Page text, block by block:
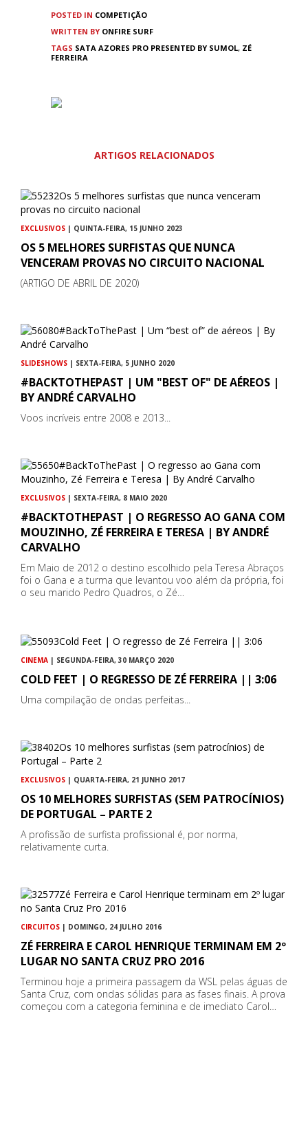
POSTED IN COMPETIÇÃO
WRITTEN BY ONFIRE SURF
TAGS SATA AZORES PRO PRESENTED BY SUMOL, ZÉ
FERREIRA
ARTIGOS RELACIONADOS
EXCLUSIVOS | QUINTA-FEIRA, 15 JUNHO 2023
OS 5 MELHORES SURFISTAS QUE NUNCA
VENCERAM PROVAS NO CIRCUITO NACIONAL
(ARTIGO DE ABRIL DE 2020)
SLIDESHOWS | SEXTA-FEIRA, 5 JUNHO 2020
#BACKTOTHEPAST | UM "BEST OF" DE AÉREOS |
BY ANDRÉ CARVALHO
Voos incríveis entre 2008 e 2013...
EXCLUSIVOS | SEXTA-FEIRA, 8 MAIO 2020
#BACKTOTHEPAST | O REGRESSO AO GANA COM
MOUZINHO, ZÉ FERREIRA E TERESA | BY ANDRÉ
CARVALHO
Em Maio de 2012 o destino escolhido pela Teresa Abraços
foi o Gana e a turma que levantou voo além da própria, foi
o seu marido Pedro Quadros, o Zé…
CINEMA | SEGUNDA-FEIRA, 30 MARÇO 2020
COLD FEET | O REGRESSO DE ZÉ FERREIRA || 3:06
Uma compilação de ondas perfeitas...
EXCLUSIVOS | QUARTA-FEIRA, 21 JUNHO 2017
OS 10 MELHORES SURFISTAS (SEM PATROCÍNIOS)
DE PORTUGAL – PARTE 2
A profissão de surfista profissional é, por norma,
relativamente curta.
CIRCUITOS | DOMINGO, 24 JULHO 2016
ZÉ FERREIRA E CAROL HENRIQUE TERMINAM EM 2º
LUGAR NO SANTA CRUZ PRO 2016
Terminou hoje a primeira passagem da WSL pelas águas de
Santa Cruz, com ondas sólidas para as fases finais. A prova
começou com a categoria feminina e de imediato Carol…